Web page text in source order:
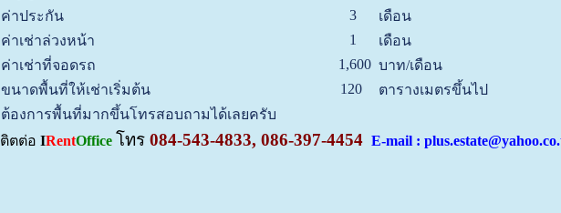
ค่าประกัน
3
เดือน
ค่าเช่าล่วงหน้า
1
เดือน
ค่าเช่าที่จอดรถ
1,600 บาท/เดือน
ขนาดพื้นที่ให้เช่าเริ่มต้น
120
ตารางเมตรขึ้นไป
ต้องการพื้นที่มากขึ้นโทรสอบถามได้เลยครับ
ติตต่อ IRentOffice โทร084-543-4833, 086-397-4454 E-mail :